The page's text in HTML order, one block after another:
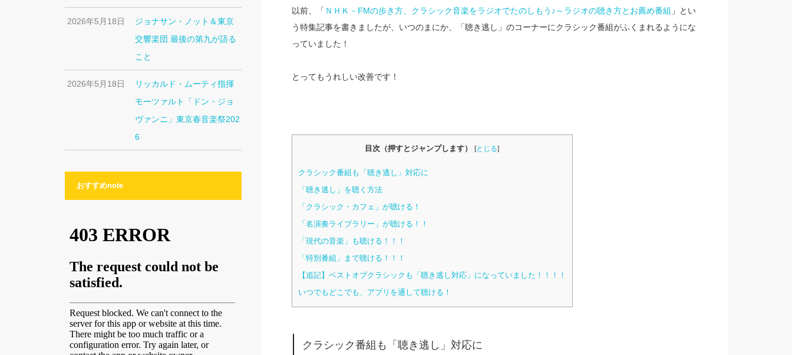
以前、「 ＮＨＫ－FMの歩き方、クラシック音楽をラジオでたのしもう♪～ラジオの聴き方とお薦め番組 」とい
う特集記事を書きましたが、いつのまにか、「聴き逃し」のコーナーにクラシック番組がふくまれるようにな
っていました！
とってもうれしい改善です！
目次（押すとジャンプします） [とじる]
クラシック番組も「聴き逃し」対応に
「聴き逃し」を聴く方法
「クラシック・カフェ」が聴ける！
「名演奏ライブラリー」が聴ける！！
「現代の音楽」も聴ける！！！
「特別番組」まで聴ける！！！
【追記】ベストオブクラシックも「聴き逃し対応」になっていました！！！！
いつでもどこでも、アプリを通して聴ける！
クラシック番組も「聴き逃し」対応に
2026年5月18日
ジョナサン・ノット＆東京
交響楽団 最後の第九が語る
こと
2026年5月18日
リッカルド・ムーティ指揮
モーツァルト「ドン・ジョ
ヴァンニ」東京春音楽祭202
6
おすすめnote